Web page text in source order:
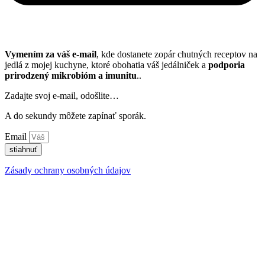
Vymením za váš e-mail, kde dostanete zopár chutných receptov na
jedlá z mojej kuchyne, ktoré obohatia váš jedálniček a podporia
prirodzený mikrobióm a imunitu..
Zadajte svoj e-mail, odošlite…
A do sekundy môžete zapínať sporák.
Email
stiahnuť
Zásady ochrany osobných údajov